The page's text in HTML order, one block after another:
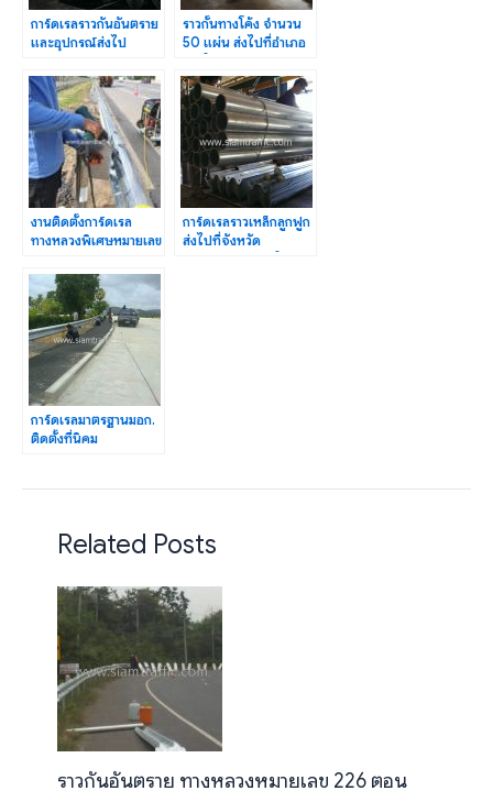
การ์ดเรลราวกันอันตราย
และอุปกรณ์ส่งไป
กลาง
ราวกั้นทางโค้ง จำนวน
50 แผ่น ส่งไปที่อำเภอ
งานติดตั้งการ์ดเรล
ทางหลวงพิเศษหมายเลข
การ์ดเรลราวเหล็กลูกฟูก
ส่งไปที่จังหวัด
การ์ดเรลมาตรฐานมอก.
ติดตั้งที่นิคม
Related Posts
ราวกันอันตราย ทางหลวงหมายเลข 226 ตอน